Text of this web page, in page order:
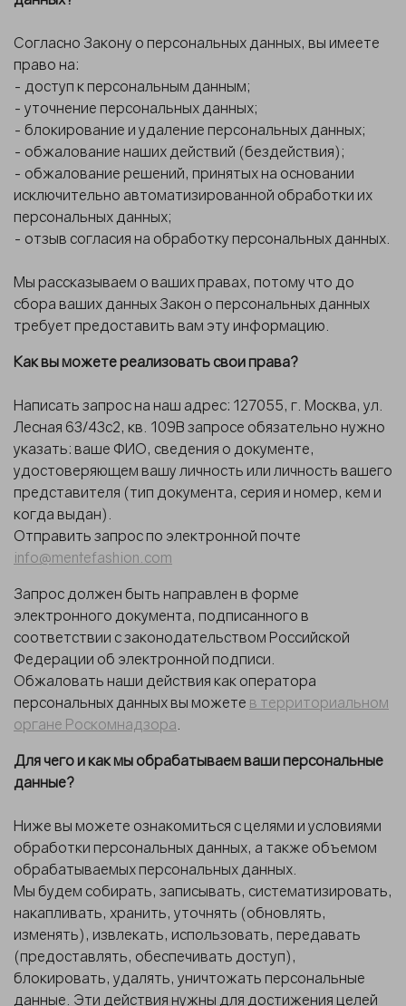
Согласно Закону о персональных данных, вы имеете
право на:
- доступ к персональным данным;
- уточнение персональных данных;
- блокирование и удаление персональных данных;
- обжалование наших действий (бездействия);
- обжалование решений, принятых на основании
исключительно автоматизированной обработки их
персональных данных;
- отзыв согласия на обработку персональных данных.
Мы рассказываем о ваших правах, потому что до
сбора ваших данных Закон о персональных данных
требует предоставить вам эту информацию.
Как вы можете реализовать свои права?
Написать запрос на наш адрес: 127055, г. Москва, ул.
Лесная 63/43с2, кв. 109В запросе обязательно нужно
указать: ваше ФИО, сведения о документе,
удостоверяющем вашу личность или личность вашего
представителя (тип документа, серия и номер, кем и
когда выдан).
Отправить запрос по электронной почте
info@mentefashion.com
Запрос должен быть направлен в форме
электронного документа, подписанного в
соответствии с законодательством Российской
Федерации об электронной подписи.
Обжаловать наши действия как оператора
персональных данных вы можете в территориальном
органе Роскомнадзора.
Для чего и как мы обрабатываем ваши персональные
данные?
Ниже вы можете ознакомиться с целями и условиями
обработки персональных данных, а также объемом
обрабатываемых персональных данных.
Мы будем собирать, записывать, систематизировать,
накапливать, хранить, уточнять (обновлять,
изменять), извлекать, использовать, передавать
(предоставлять, обеспечивать доступ),
блокировать, удалять, уничтожать персональные
данные. Эти действия нужны для достижения целей